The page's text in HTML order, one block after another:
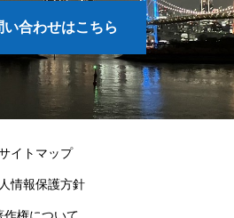
い合わせはこちら
イトマップ
情報保護方針